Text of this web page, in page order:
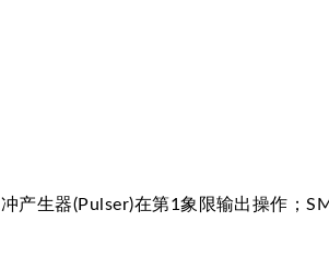
生器(Pulser)在第1象限输出操作；